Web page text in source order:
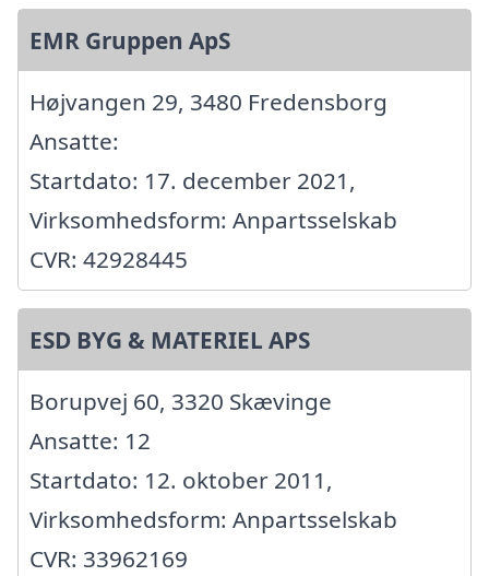
EMR Gruppen ApS
Højvangen 29, 3480 Fredensborg
Ansatte:
Startdato: 17. december 2021,
Virksomhedsform: Anpartsselskab
CVR: 42928445
ESD BYG & MATERIEL APS
Borupvej 60, 3320 Skævinge
Ansatte: 12
Startdato: 12. oktober 2011,
Virksomhedsform: Anpartsselskab
CVR: 33962169